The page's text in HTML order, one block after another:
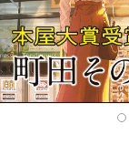
Pre
v